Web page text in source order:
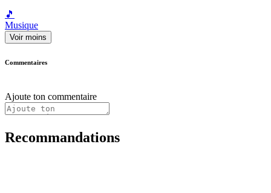
🎵
Musique
Voir moins
Commentaires
Ajoute ton commentaire
Recommandations